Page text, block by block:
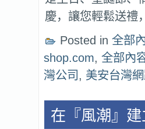
慶，讓您輕鬆送禮
Posted in 全部
shop.com, 全部內
灣公司 , 美安台灣
在『風潮』